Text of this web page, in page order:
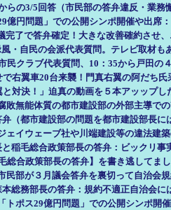
らの3/5回答（市民部の答弁違反・業務
億円問題」での公開シンポ開催や出席
了で答弁確定！大きな改善確約させ
・自民の会派代表質問。テレビ取材も
民クラブ代表質問、10：35から戸田の
右翼車20台来襲！門真右翼の阿だち
対決！」迫真の動画を５本アッップし
無能体質の都市建設部の外部主導で
（都市建設部の問題を都市建設部長に
イウェーブ社や川端建設等の違法建
稲毛総合政策部長の答弁：ビックリ事
総合政策部長の答弁】を書き逃してま
部が３月議会答弁を裏切って自治会
総務部長の答弁：規約不適正自治会に
ポス29億円問題」での公開シンポ開